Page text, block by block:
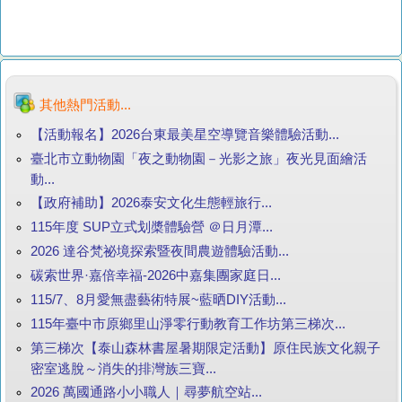
其他熱門活動...
【活動報名】2026台東最美星空導覽音樂體驗活動...
臺北市立動物園「夜之動物園－光影之旅」夜光見面繪活
動...
【政府補助】2026泰安文化生態輕旅行...
115年度 SUP立式划槳體驗營 ＠日月潭...
2026 達谷梵祕境探索暨夜間農遊體驗活動...
碳索世界·嘉倍幸福-2026中嘉集團家庭日...
115/7、8月愛無盡藝術特展~藍晒DIY活動...
115年臺中市原鄉里山淨零行動教育工作坊第三梯次...
第三梯次【泰山森林書屋暑期限定活動】原住民族文化親子
密室逃脫～消失的排灣族三寶...
2026 萬國通路小小職人｜尋夢航空站...